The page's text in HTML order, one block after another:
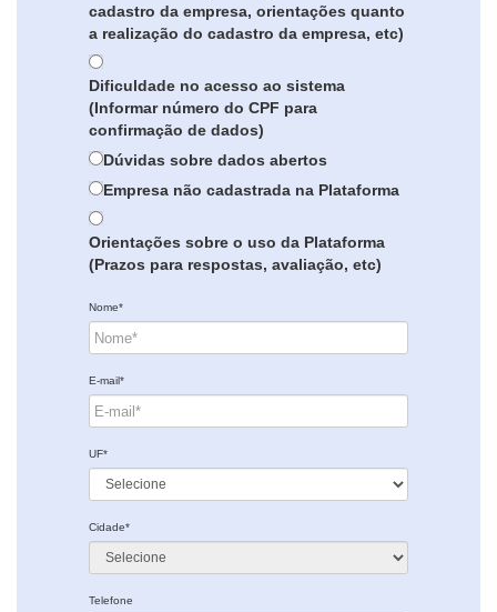
cadastro da empresa, orientações quanto
a realização do cadastro da empresa, etc)
Dificuldade no acesso ao sistema
(Informar número do CPF para
confirmação de dados)
Dúvidas sobre dados abertos
Empresa não cadastrada na Plataforma
Orientações sobre o uso da Plataforma
(Prazos para respostas, avaliação, etc)
Nome*
E-mail*
UF*
Cidade*
Telefone